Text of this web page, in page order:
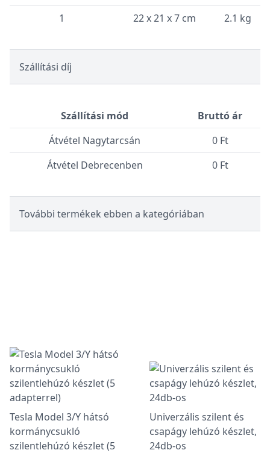
1 22 x 21 x 7 cm 2.1 kg
Szállítási díj
Szállítási mód
Bruttó ár
Átvétel Nagytarcsán
0 Ft
Átvétel Debrecenben
0 Ft
További termékek ebben a kategóriában
Tesla Model 3/Y hátsó
kormánycsukló
szilentlehúzó készlet (5
Univerzális szilent és
csapágy lehúzó készlet,
24db-os